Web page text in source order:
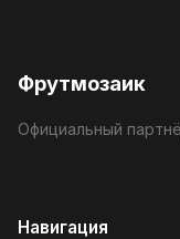
Фрутмозаик
Официальный
Навигация